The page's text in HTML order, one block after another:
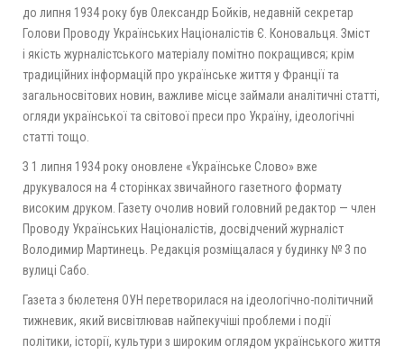
до липня 1934 року був Олександр Бойків, недавній секретар
Голови Проводу Українських Націоналістів Є. Коновальця. Зміст
і якість журналістського матеріалу помітно покращився; крім
традиційних інформацій про українське життя у Франції та
загальносвітових новин, важливе місце займали аналітичні статті,
огляди української та світової преси про Україну, ідеологічні
статті тощо.
З 1 липня 1934 року оновлене «Українське Слово» вже
друкувалося на 4 сторінках звичайного газетного формату
високим друком. Газету очолив новий головний редактор — член
Проводу Українських Націоналістів, досвідчений журналіст
Володимир Мартинець. Редакція розміщалася у будинку № 3 по
вулиці Сабо.
Газета з бюлетеня ОУН перетворилася на ідеологічно-політичний
тижневик, який висвітлював найпекучіші проблеми і події
політики, історії, культури з широким оглядом українського життя